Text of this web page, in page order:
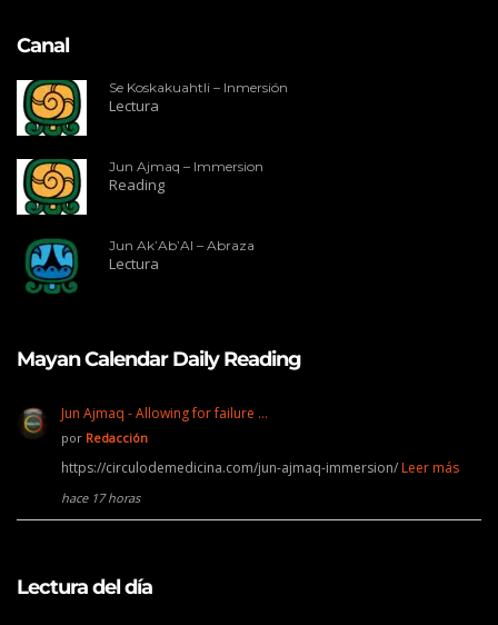
Canal
Se Koskakuahtli – Inmersión
Lectura
Jun Ajmaq – Immersion
Reading
Jun Ak’Ab’Al – Abraza
Lectura
Mayan Calendar Daily Reading
Jun Ajmaq - Allowing for failure …
por Redacción
https://circulodemedicina.com/jun-ajmaq-immersion/ Leer más
hace 17 horas
Lectura del día